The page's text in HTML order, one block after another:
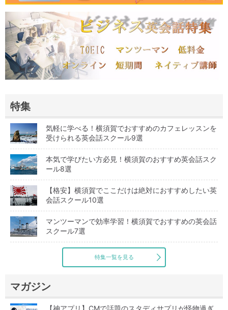
特集
気軽に学べる！横須賀でおすすめのカフェレッスンを
受けられる英会話スクール9選
本気で学びたい方必見！横須賀のおすすめ英会話スク
ール8選
【格安】横須賀でここだけは絶対におすすめしたい英
会話スクール10選
マンツーマンで効率学習！横須賀でおすすめの英会話
スクール7選
特集一覧を見る
マガジン
【神アプリ】CMで話題のスタディサプリが怪物過ぎ